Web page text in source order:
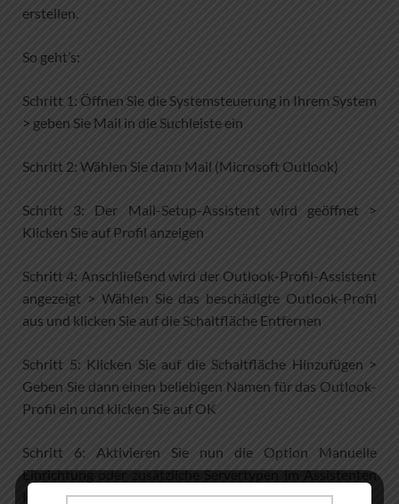
erstellen.
So geht’s:
Schritt 1: Öffnen Sie die Systemsteuerung in Ihrem System
> geben Sie Mail in die Suchleiste ein
Schritt 2: Wählen Sie dann Mail (Microsoft Outlook)
Schritt 3: Der Mail-Setup-Assistent wird geöffnet >
Klicken Sie auf Profil anzeigen
Schritt 4: Anschließend wird der Outlook-Profil-Assistent
angezeigt > Wählen Sie das beschädigte Outlook-Profil
aus und klicken Sie auf die Schaltfläche Entfernen
Schritt 5: Klicken Sie auf die Schaltfläche Hinzufügen >
Geben Sie dann einen beliebigen Namen für das Outlook-
Profil ein und klicken Sie auf OK
Schritt 6: Aktivieren Sie nun die Option Manuelle
Einrichtung oder zusätzliche Servertypen im Assistenten
Konto hinzufügen > und klicken Sie dann auf Weiter